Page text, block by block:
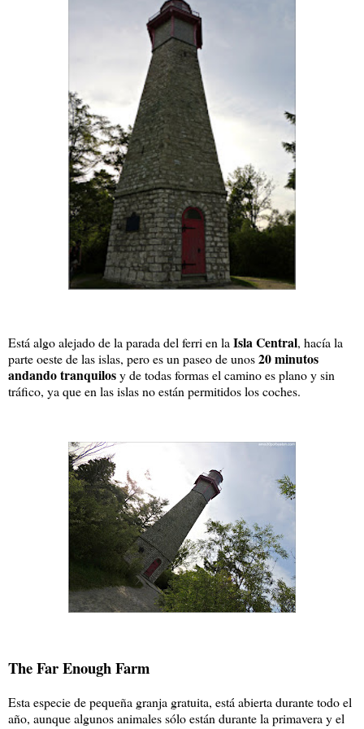
Está algo alejado de la parada del ferri en laIsla Central, hacía la
parte oeste de las islas, pero es un paseo de unos20 minutos
andando tranquilosy de todas formas el camino es plano y sin
tráfico, ya que en las islas no están permitidos los coches.
The Far Enough Farm
Esta especie de pequeña granja gratuita, está abierta durante todo el
año, aunque algunos animales sólo están durante la primavera y el